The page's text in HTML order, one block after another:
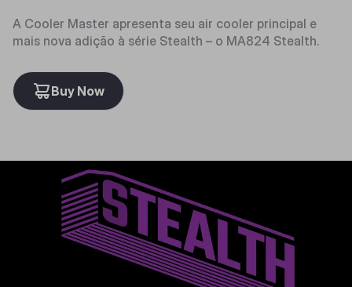
A Cooler Master apresenta seu air cooler principal e
mais nova adição à série Stealth – o MA824 Stealth.
Buy Now